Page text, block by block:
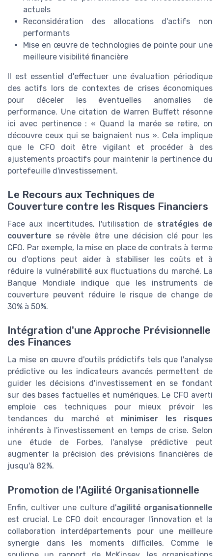
actuels
Reconsidération des allocations d'actifs non
performants
Mise en œuvre de technologies de pointe pour une
meilleure visibilité financière
Il est essentiel d'effectuer une évaluation périodique
des actifs lors de contextes de crises économiques
pour déceler les éventuelles anomalies de
performance. Une citation de Warren Buffett résonne
ici avec pertinence : « Quand la marée se retire, on
découvre ceux qui se baignaient nus ». Cela implique
que le CFO doit être vigilant et procéder à des
ajustements proactifs pour maintenir la pertinence du
portefeuille d'investissement.
Le Recours aux Techniques de
Couverture contre les Risques Financiers
Face aux incertitudes, l'utilisation de stratégies de
couverture se révèle être une décision clé pour les
CFO. Par exemple, la mise en place de contrats à terme
ou d'options peut aider à stabiliser les coûts et à
réduire la vulnérabilité aux fluctuations du marché. La
Banque Mondiale indique que les instruments de
couverture peuvent réduire le risque de change de
30% à 50%.
Intégration d'une Approche Prévisionnelle
des Finances
La mise en œuvre d'outils prédictifs tels que l'analyse
prédictive ou les indicateurs avancés permettent de
guider les décisions d'investissement en se fondant
sur des bases factuelles et numériques. Le CFO averti
emploie ces techniques pour mieux prévoir les
tendances du marché et minimiser les risques
inhérents à l'investissement en temps de crise. Selon
une étude de Forbes, l'analyse prédictive peut
augmenter la précision des prévisions financières de
jusqu'à 82%.
Promotion de l'Agilité Organisationnelle
Enfin, cultiver une culture d'agilité organisationnelle
est crucial. Le CFO doit encourager l'innovation et la
collaboration interdépartements pour une meilleure
synergie dans les moments difficiles. Comme le